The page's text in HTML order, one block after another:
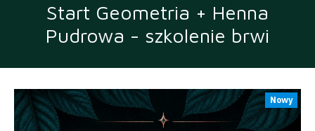
Start Geometria + Henna
Pudrowa - szkolenie brwi
Nowy